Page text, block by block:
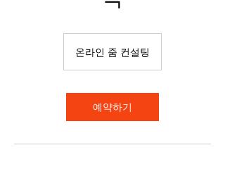
온라인 줌 컨설팅
예약하기